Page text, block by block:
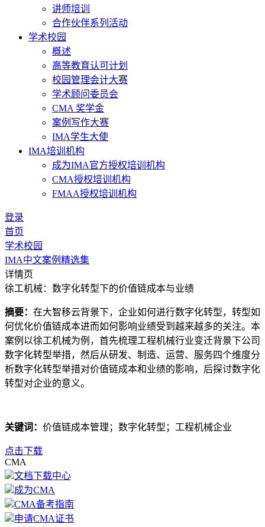
讲师培训
合作伙伴系列活动
学术校园
概述
高等教育认可计划
校园管理会计大赛
学术顾问委员会
CMA 奖学金
案例写作大赛
IMA学生大使
IMA培训机构
成为IMA官方授权培训机构
CMA授权培训机构
FMAA授权培训机构
登录
首页
学术校园
IMA中文案例精选集
详情页
徐工机械：数字化转型下的价值链成本与业绩
摘要： 在大智移云背景下，企业如何进行数字化转型，转型如
何优化价值链成本进而如何影响业绩受到越来越多的关注。本
案例以徐工机械为例，首先梳理工程机械行业变迁背景下公司
数字化转型举措，然后从研发、制造、运营、服务四个维度分
析数字化转型举措对价值链成本和业绩的影响，后探讨数字化
转型对企业的意义。
关键词： 价值链成本管理；数字化转型；工程机械企业
点击下载
CMA
文档下载中心
成为CMA
CMA备考指南
申请CMA证书